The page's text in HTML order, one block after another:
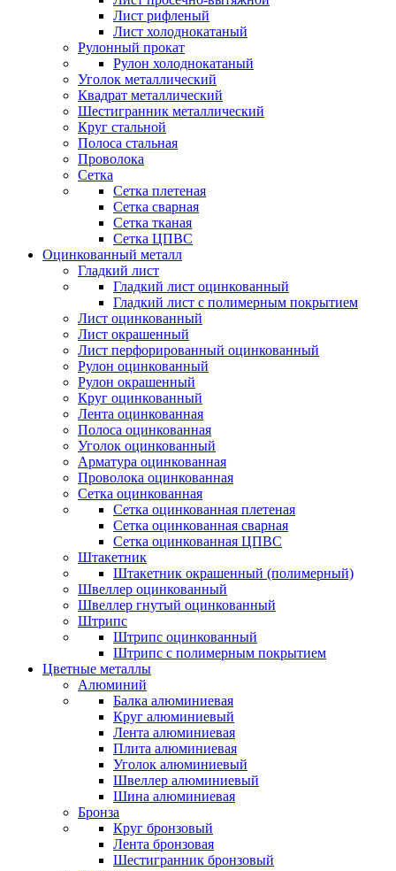
Лист рифленый
Лист холоднокатаный
Рулонный прокат
Рулон холоднокатаный
Уголок металлический
Квадрат металлический
Шестигранник металлический
Круг стальной
Полоса стальная
Проволока
Сетка
Сетка плетеная
Сетка сварная
Сетка тканая
Сетка ЦПВС
Оцинкованный металл
Гладкий лист
Гладкий лист оцинкованный
Гладкий лист с полимерным покрытием
Лист оцинкованный
Лист окрашенный
Лист перфорированный оцинкованный
Рулон оцинкованный
Рулон окрашенный
Круг оцинкованный
Лента оцинкованная
Полоса оцинкованная
Уголок оцинкованный
Арматура оцинкованная
Проволока оцинкованная
Сетка оцинкованная
Сетка оцинкованная плетеная
Сетка оцинкованная сварная
Сетка оцинкованная ЦПВС
Штакетник
Штакетник окрашенный (полимерный)
Швеллер оцинкованный
Швеллер гнутый оцинкованный
Штрипс
Штрипс оцинкованный
Штрипс с полимерным покрытием
Цветные металлы
Алюминий
Балка алюминиевая
Круг алюминиевый
Лента алюминиевая
Плита алюминиевая
Уголок алюминиевый
Швеллер алюминиевый
Шина алюминиевая
Бронза
Круг бронзовый
Лента бронзовая
Шестигранник бронзовый